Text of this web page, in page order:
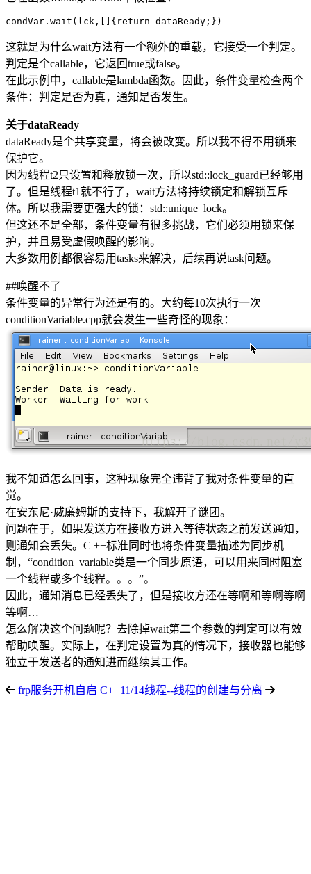
这就是为什么wait方法有一个额外的重载，它接受一个判定。
判定是个callable，它返回true或false。
在此示例中，callable是lambda函数。因此，条件变量检查两个
条件：判定是否为真，通知是否发生。
关于dataReady
dataReady是个共享变量，将会被改变。所以我不得不用锁来
保护它。
因为线程t2只设置和释放锁一次，所以std::lock_guard已经够用
了。但是线程t1就不行了，wait方法将持续锁定和解锁互斥
体。所以我需要更强大的锁：std::unique_lock。
但这还不是全部，条件变量有很多挑战，它们必须用锁来保
护，并且易受虚假唤醒的影响。
大多数用例都很容易用tasks来解决，后续再说task问题。
##唤醒不了
条件变量的异常行为还是有的。大约每10次执行一次
conditionVariable.cpp就会发生一些奇怪的现象：
我不知道怎么回事，这种现象完全违背了我对条件变量的直
觉。
在安东尼·威廉姆斯的支持下，我解开了谜团。
问题在于，如果发送方在接收方进入等待状态之前发送通知，
则通知会丢失。C ++标准同时也将条件变量描述为同步机
制，“condition_variable类是一个同步原语，可以用来同时阻塞
一个线程或多个线程。。。”。
因此，通知消息已经丢失了，但是接收方还在等啊和等啊等啊
等啊…
怎么解决这个问题呢？去除掉wait第二个参数的判定可以有效
帮助唤醒。实际上，在判定设置为真的情况下，接收器也能够
独立于发送者的通知进而继续其工作。
frp服务开机自启 C++11/14线程--线程的创建与分离